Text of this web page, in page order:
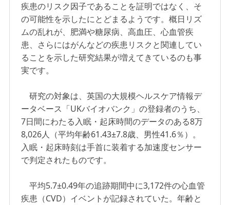
疾患のリスク因子であることを証明ではなく、そ
の可能性を示したにとどまるようです。概日リズ
ムの乱れが、肥満や糖尿病、高血圧、心血管疾
患、さらにはがんなどの疾患リスクと関連してい
ることを示した研究結果が増えてきているのも事
実です。
研究の対象は、英国の大規模ヘルスケア情報デ
ータベース「UKバイオバンク」の登録者のうち、
7日間にわたる入眠・起床時間のデータのある8万
8,026人（平均年齢61.43±7.8歳、男性41.6％）。
入眠・起床時刻は手首に装着する加速度センサー
で判定されたものです。
平均5.7±0.49年の追跡期間中に3,172件の心血管
疾患（CVD）イベントが記録されていた。年齢と